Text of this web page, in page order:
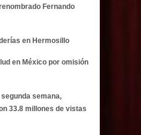
Fernando
en Hermosillo
en México por omisión
semana,
33.8 millones de vistas